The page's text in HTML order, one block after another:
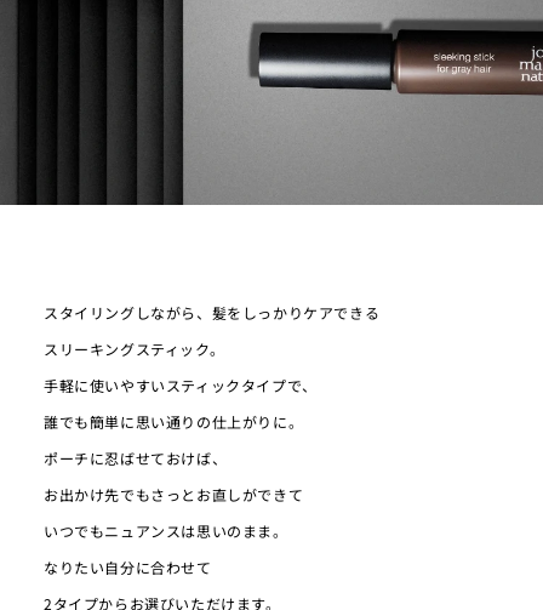
スタイリングしながら、髪をしっかりケアできる
スリーキングスティック。
手軽に使いやすいスティックタイプで、
誰でも簡単に思い通りの仕上がりに。
ポーチに忍ばせておけば、
お出かけ先でもさっとお直しができて
いつでもニュアンスは思いのまま。
なりたい自分に合わせて
2タイプからお選びいただけます。